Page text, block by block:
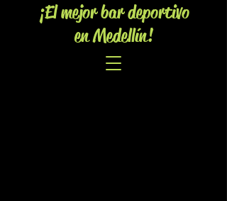
¡El mejor bar deportivo
en Medellín!